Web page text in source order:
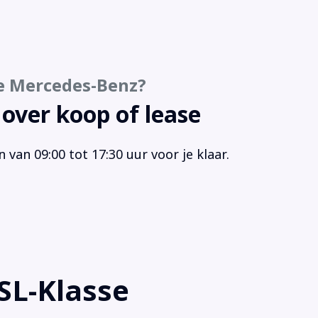
aan bestuurderszijdeautomatisch
stop systeem
glas
Benz?
koop of lease
van 09:00 tot 17:30 uur voor je klaar.
Klasse